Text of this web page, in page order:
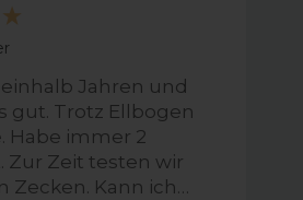
Jahren und
gut. Trotz Ellbogen
Habe immer 2
Zur Zeit testen wir
Zecken. Kann ich